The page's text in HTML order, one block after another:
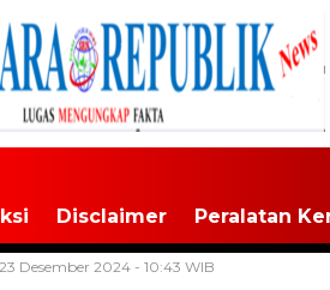
Disclaimer Peralatan
Desember 2024 - 10:43 WIB